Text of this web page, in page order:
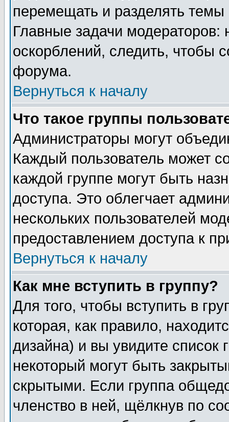
перемещать и разделять
Главные задачи
оскорблений, следить, чтобы
форума.
Вернуться к началу
Что такое группы
Администраторы могут
Каждый пользователь может
каждой группе могут быть
доступа. Это облегчает
нескольких пользователей
предоставлением доступа к
Вернуться к началу
Как мне вступить в группу?
Для того, чтобы вступить в
которая, как правило,
дизайна) и вы увидите список
некоторый могут быть
скрытыми. Если группа
членство в ней, щёлкнув по